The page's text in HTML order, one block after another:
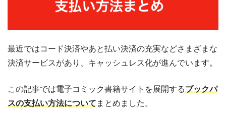
最近ではコード決済やあと払い決済の充実などさまざまな
決済サービスがあり、キャッシュレス化が進んでいます。
この記事では電子コミック書籍サイトを展開するブックパ
スの支払い方法についてまとめました。